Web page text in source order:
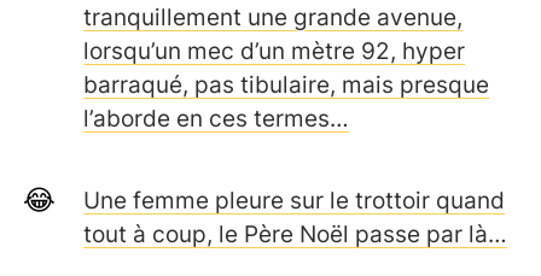
tranquillement une grande avenue,
lorsqu’un mec d’un mètre 92, hyper
barraqué, pas tibulaire, mais presque
l’aborde en ces termes…
Une femme pleure sur le trottoir quand
tout à coup, le Père Noël passe par là…